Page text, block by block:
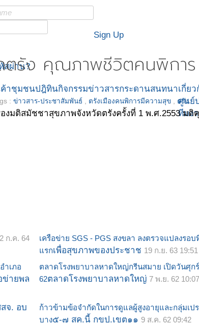
สผ่าน?
Sign Up
ค้าชุมชนปฎิทินกิจกรรมข่าวสารกระดานสนทนาเกี่ยว
ศูนย์
ทีมง
ตรัง คุณภาพชีวิตคนพิการ
: ข่าวสาร-ประชาสัมพันธ์ , ตรังเมืองคนพิการมีความสุข , ตรัง
งมติสมัชชาสุขภาพจังหวัดตรังครั้งที่ 1 พ.ศ.2553 ม
ก.ค. 64
เครือข่าย SGS - PGS สงขลา ลงตรวจแปลงรอ
แรกเพื่อสุขภาพของประชาช 19 ก.ย. 63 19:51
ำเภอ
ข่ายพล
ตลาดโรงพยาบาลหาดใหญ่กรีน​สมาย เปิดวันศุก
62ตลาดโรงพยาบาลหาดใหญ่ 7 พ.ย. 62 10:07
จ. อบ
ก้าวข้ามข้อจำกัดในการดูแลผู้สูงอายุและกลุ่มเป
บาง๕-๗ สค.นี้ กขป.เขต๑๑ 9 ส.ค. 62 09:42